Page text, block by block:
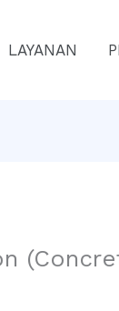
LAYANAN